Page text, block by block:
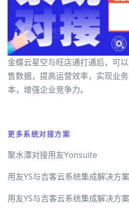
金蝶云星空与旺店通打通后，可
售数据，提高运营效率，实现业
本，增强企业竞争力。
更多系统对接方案
聚水潭对接用友Yonsuite
用友YS与吉客云系统集成解决方案
用友YS与吉客云系统集成解决方案